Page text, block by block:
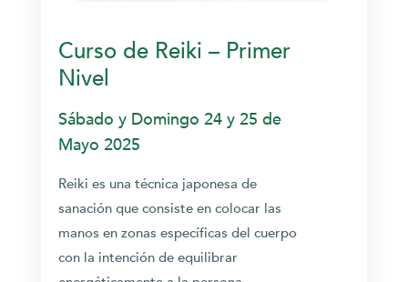
Curso de Reiki – Primer
Nivel
Sábado y Domingo 24 y 25 de
Mayo 2025
Reiki es una técnica japonesa de
sanación que consiste en colocar las
manos en zonas específicas del cuerpo
con la intención de equilibrar